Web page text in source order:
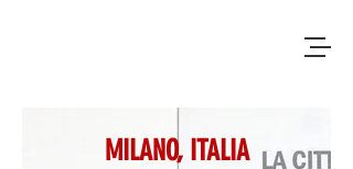
MILANO, ITALIA